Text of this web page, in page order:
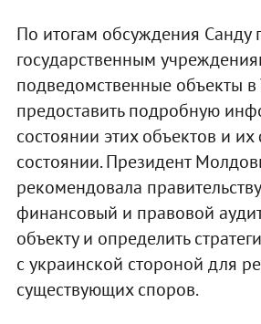
По итогам обсуждения Санду
государственным
подведомственные объекты в
предоставить подробную
состоянии этих объектов и
состоянии. Президент
рекомендовала
финансовый и правовой
объекту и определить
с украинской стороной для
существующих споров.